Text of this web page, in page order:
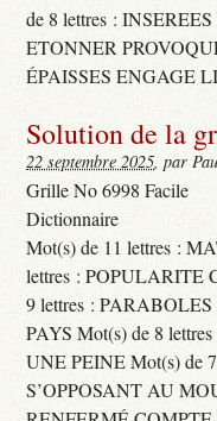
de 8 lettres :
ETONNER
ÉPAISSES ENGAGE
Solution de la
22 septembre 2025, par
Grille No 6998 Facile
Dictionnaire
Mot(s) de 11 lettres :
lettres : POPULARITE
9 lettres :
PAYS Mot(s) de 8
UNE PEINE Mot(s) de
S’OPPOSANT AU